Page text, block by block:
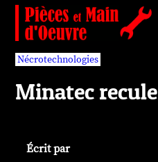
Brut/Archives
Faits divers
Nécrotechnologies
Documents
Librairie/Service Compris
Pièces détachées
Nécrotechnologies
Minatec recule
Écrit par